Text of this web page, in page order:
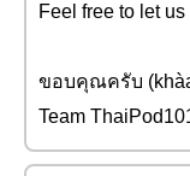
Feel free to let
ขอบคุณครับ
Team